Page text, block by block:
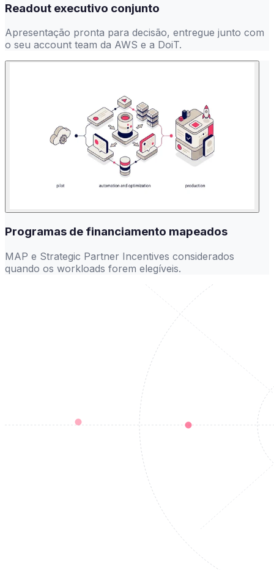
Readout executivo conjunto
Apresentação pronta para decisão, entregue junto com
o seu account team da AWS e a DoiT.
Programas de financiamento mapeados
MAP e Strategic Partner Incentives considerados
quando os workloads forem elegíveis.